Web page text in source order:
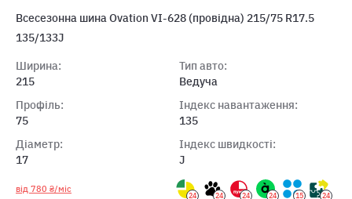
Всесезонна шина Ovation VI-628 (провідна) 215/75 R17.5
135/133J
Ширина:
215
Профіль:
75
Діаметр:
17
Тип авто:
Ведуча
Індекс навантаження:
135
Індекс швидкості:
J
від 780 ₴/міс
24 24 24 24 15 24